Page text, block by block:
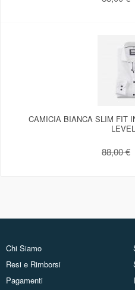
CAMICIA BIANCA SLIM FIT
88,00 €
Chi Siamo
Resi e Rimborsi
Pagamenti